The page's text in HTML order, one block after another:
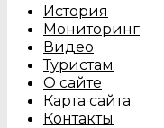
История
Мониторинг
Видео
Туристам
О сайте
Карта сайта
Контакты